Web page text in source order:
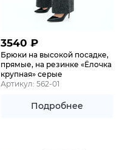
3540 ₽
Брюки на высокой посадке,
прямые, на резинке «Ёлочка
крупная» серые
Артикул: 562-01
Подробнее